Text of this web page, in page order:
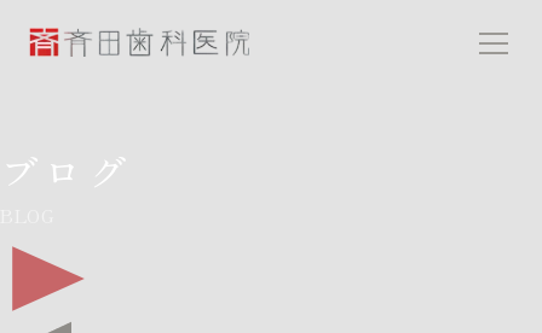
斉田歯科医院
ブログ